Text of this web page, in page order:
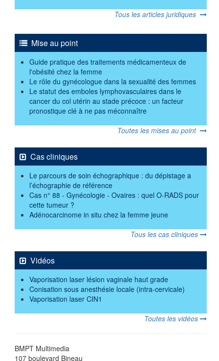
Tous les articles juridiques
Mise au point
Guide pratique des traitements médicamenteux de
l'obésité chez la femme
Le rôle du gynécologue dans la sexualité des femmes
Le statut des emboles lymphovasculaires dans le
cancer du col utérin au stade précoce : un facteur
pronostique clé à ne pas méconnaître
Toutes les mises au point
Cas cliniques
Le parcours de soin échographique : du dépistage a
l’échographie de référence
Cas n° 88 - Gynécologie - Ovaires : quel O-RADS pour
cette tumeur ?
Adénocarcinome in situ chez la femme jeune
Tous les cas cliniques
Vidéos
Vaporisation laser lésion vaginale haut grade
Conisation sous anesthésie locale (intra-cervicale)
Vaporisation laser CIN1
Toutes les vidéos
BMPT Multimedia
107 boulevard Bineau